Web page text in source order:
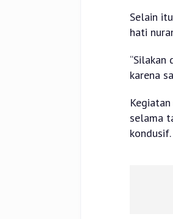
Selain
hati
“Silakan
karena
selama
kondusif.